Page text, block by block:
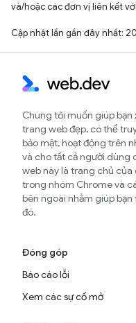
và/hoặc các đơn vị liên kết
Cập nhật lần gần đây nhất:
Chúng tôi muốn giúp
trang web đẹp, có thể
bảo mật, hoạt động trên
và cho tất cả người dùng
web này là trang chủ của
trong nhóm Chrome và
bên ngoài nhằm giúp
đó.
Đóng góp
Báo cáo lỗi
Xem các sự cố mở